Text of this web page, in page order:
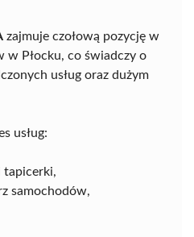
zajmuje czołową pozycję w
w Płocku, co świadczy o
usług oraz dużym
usług:
tapicerki,
samochodów,